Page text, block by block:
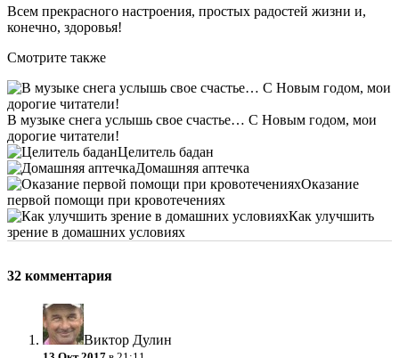
Всем прекрасного настроения, простых радостей жизни и,
конечно, здоровья!
Смотрите также
В музыке снега услышь свое счастье… С Новым годом, мои
дорогие читатели!
Целитель бадан
Домашняя аптечка
Оказание
первой помощи при кровотечениях
Как улучшить
зрение в домашних условиях
32 комментария
Виктор Дулин